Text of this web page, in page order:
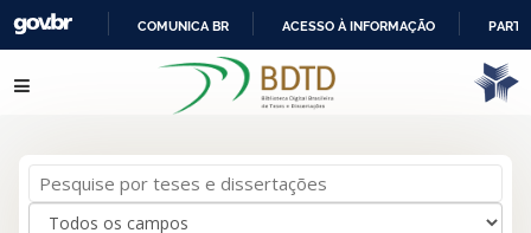
IR
PARA
COMUNICA BR ACESSO À INFORMAÇÃO
Pular para o conteúdo